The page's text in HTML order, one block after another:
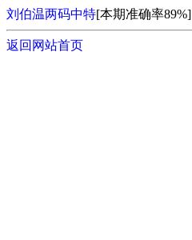
刘伯温两码中特[本期准确率89%]
返回网站首页